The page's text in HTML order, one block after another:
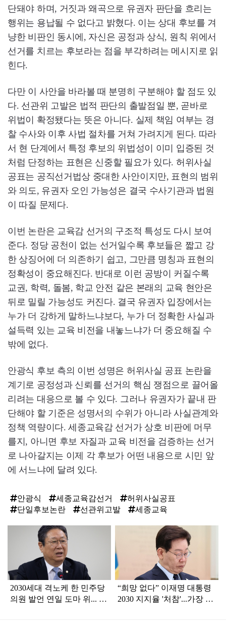
단돼야 하며, 거짓과 왜곡으로 유권자 판단을 흐리는
행위는 용납될 수 없다고 밝혔다. 이는 상대 후보를 겨
냥한 비판인 동시에, 자신은 공정과 상식, 원칙 위에서
선거를 치르는 후보라는 점을 부각하려는 메시지로 읽
힌다.
다만 이 사안을 바라볼 때 분명히 구분해야 할 점도 있
다. 선관위 고발은 법적 판단의 출발점일 뿐, 곧바로
위법이 확정됐다는 뜻은 아니다. 실제 책임 여부는 경
찰 수사와 이후 사법 절차를 거쳐 가려지게 된다. 따라
서 현 단계에서 특정 후보의 위법성이 이미 입증된 것
처럼 단정하는 표현은 신중할 필요가 있다. 허위사실
공표는 공직선거법상 중대한 사안이지만, 표현의 범위
와 의도, 유권자 오인 가능성은 결국 수사기관과 법원
이 따질 문제다.
이번 논란은 교육감 선거의 구조적 특성도 다시 보여
준다. 정당 공천이 없는 선거일수록 후보들은 짧고 강
한 상징어에 더 의존하기 쉽고, 그만큼 명칭과 표현의
정확성이 중요해진다. 반대로 이런 공방이 커질수록
교권, 학력, 돌봄, 학교 안전 같은 본래의 교육 현안은
뒤로 밀릴 가능성도 커진다. 결국 유권자 입장에서는
누가 더 강하게 말하느냐보다, 누가 더 정확한 사실과
설득력 있는 교육 비전을 내놓느냐가 더 중요해질 수
밖에 없다.
안광식 후보 측의 이번 성명은 허위사실 공표 논란을
계기로 공정성과 신뢰를 선거의 핵심 쟁점으로 끌어올
리려는 대응으로 볼 수 있다. 그러나 유권자가 끝내 판
단해야 할 기준은 성명서의 수위가 아니라 사실관계와
정책 역량이다. 세종교육감 선거가 상호 비판에 머무
를지, 아니면 후보 자질과 교육 비전을 검증하는 선거
로 나아갈지는 이제 각 후보가 어떤 내용으로 시민 앞
에 서느냐에 달려 있다.
안광식 세종교육감선거
허위사실공표
단일후보논란
선관위고발 세종교육
2030세대 격노케 한 민주당
의원 발언 연일 도마 위... 조
“희망 없다” 이재명 대통령
2030 지지율 '처참'...가장 큰